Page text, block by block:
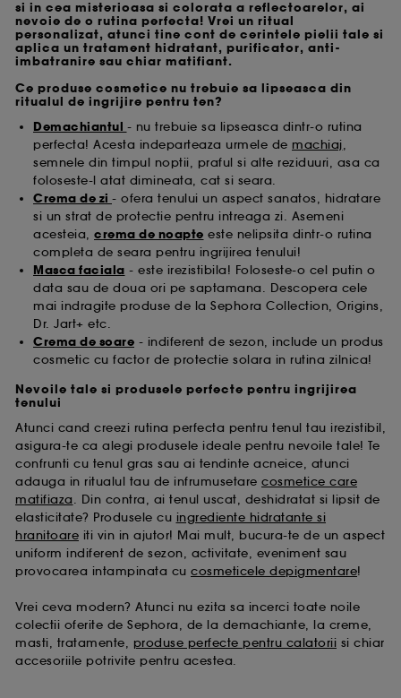
si in cea misterioasa si colorata a reflectoarelor, ai
nevoie de o rutina perfecta! Vrei un ritual
personalizat, atunci tine cont de cerintele pielii tale si
aplica un tratament hidratant, purificator, anti-
imbatranire sau chiar matifiant.
Ce produse cosmetice nu trebuie sa lipseasca din
ritualul de ingrijire pentru ten?
Demachiantul - nu trebuie sa lipseasca dintr-o rutina
perfecta! Acesta indeparteaza urmele de machiaj,
semnele din timpul noptii, praful si alte reziduuri, asa ca
foloseste-l atat dimineata, cat si seara.
Crema de zi - ofera tenului un aspect sanatos, hidratare
si un strat de protectie pentru intreaga zi. Asemeni
acesteia, crema de noapte este nelipsita dintr-o rutina
completa de seara pentru ingrijirea tenului!
Masca faciala - este irezistibila! Foloseste-o cel putin o
data sau de doua ori pe saptamana. Descopera cele
mai indragite produse de la Sephora Collection, Origins,
Dr. Jart+ etc.
Crema de soare - indiferent de sezon, include un produs
cosmetic cu factor de protectie solara in rutina zilnica!
Nevoile tale si produsele perfecte pentru ingrijirea
tenului
Atunci cand creezi rutina perfecta pentru tenul tau irezistibil,
asigura-te ca alegi produsele ideale pentru nevoile tale! Te
confrunti cu tenul gras sau ai tendinte acneice, atunci
adauga in ritualul tau de infrumusetare cosmetice care
matifiaza. Din contra, ai tenul uscat, deshidratat si lipsit de
elasticitate? Produsele cu ingrediente hidratante si
hranitoare iti vin in ajutor! Mai mult, bucura-te de un aspect
uniform indiferent de sezon, activitate, eveniment sau
provocarea intampinata cu cosmeticele depigmentare!
Vrei ceva modern? Atunci nu ezita sa incerci toate noile
colectii oferite de Sephora, de la demachiante, la creme,
masti, tratamente, produse perfecte pentru calatorii si chiar
accesoriile potrivite pentru acestea.